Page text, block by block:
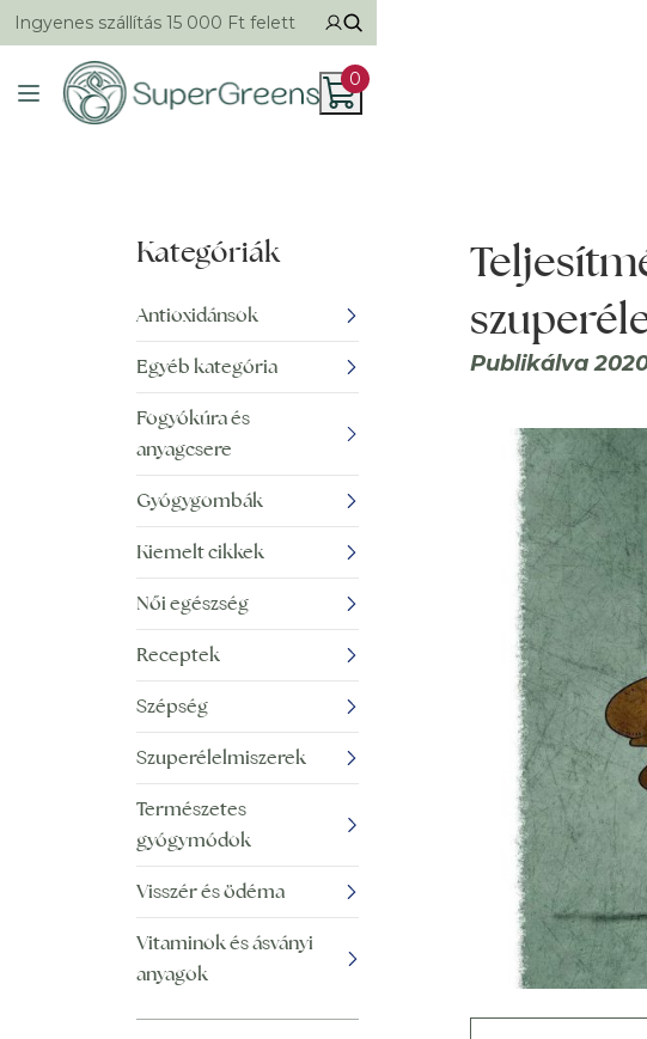
Ingyenes szállítás 15 000 Ft felett
0
Publikálva
Kategóriák
Antioxidánsok
Egyéb kategória
Fogyókúra és
anyagcsere
Gyógygombák
Kiemelt cikkek
Női egészség
Receptek
Szépség
Szuperélelmiszerek
Természetes
gyógymódok
Visszér és ödéma
Vitaminok és ásványi
anyagok